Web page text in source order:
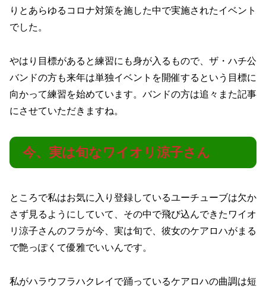
りとあらゆるコロナ対策を施した中で実施されたイベント
でした。
やはり目標があると練習にも身が入るもので、ザ・ハチ公
バンドの方も来年は単独イベントを開催するという目標に
向かって練習を始めています。バンドの方は追々また記事
にさせていただきますね。
今、実は旬なワイオリ涼子さん
ところで私はお気に入り登録しているユーチューブは欠か
さず見るようにしていて、その中で飛び込んできたワイオ
リ涼子さんのフラが今、実は旬で、彼女のケアロハがまる
で艶っぽくて優雅でいいんです。
私がハラウフラハクレイで踊っているケアロハの曲調は短